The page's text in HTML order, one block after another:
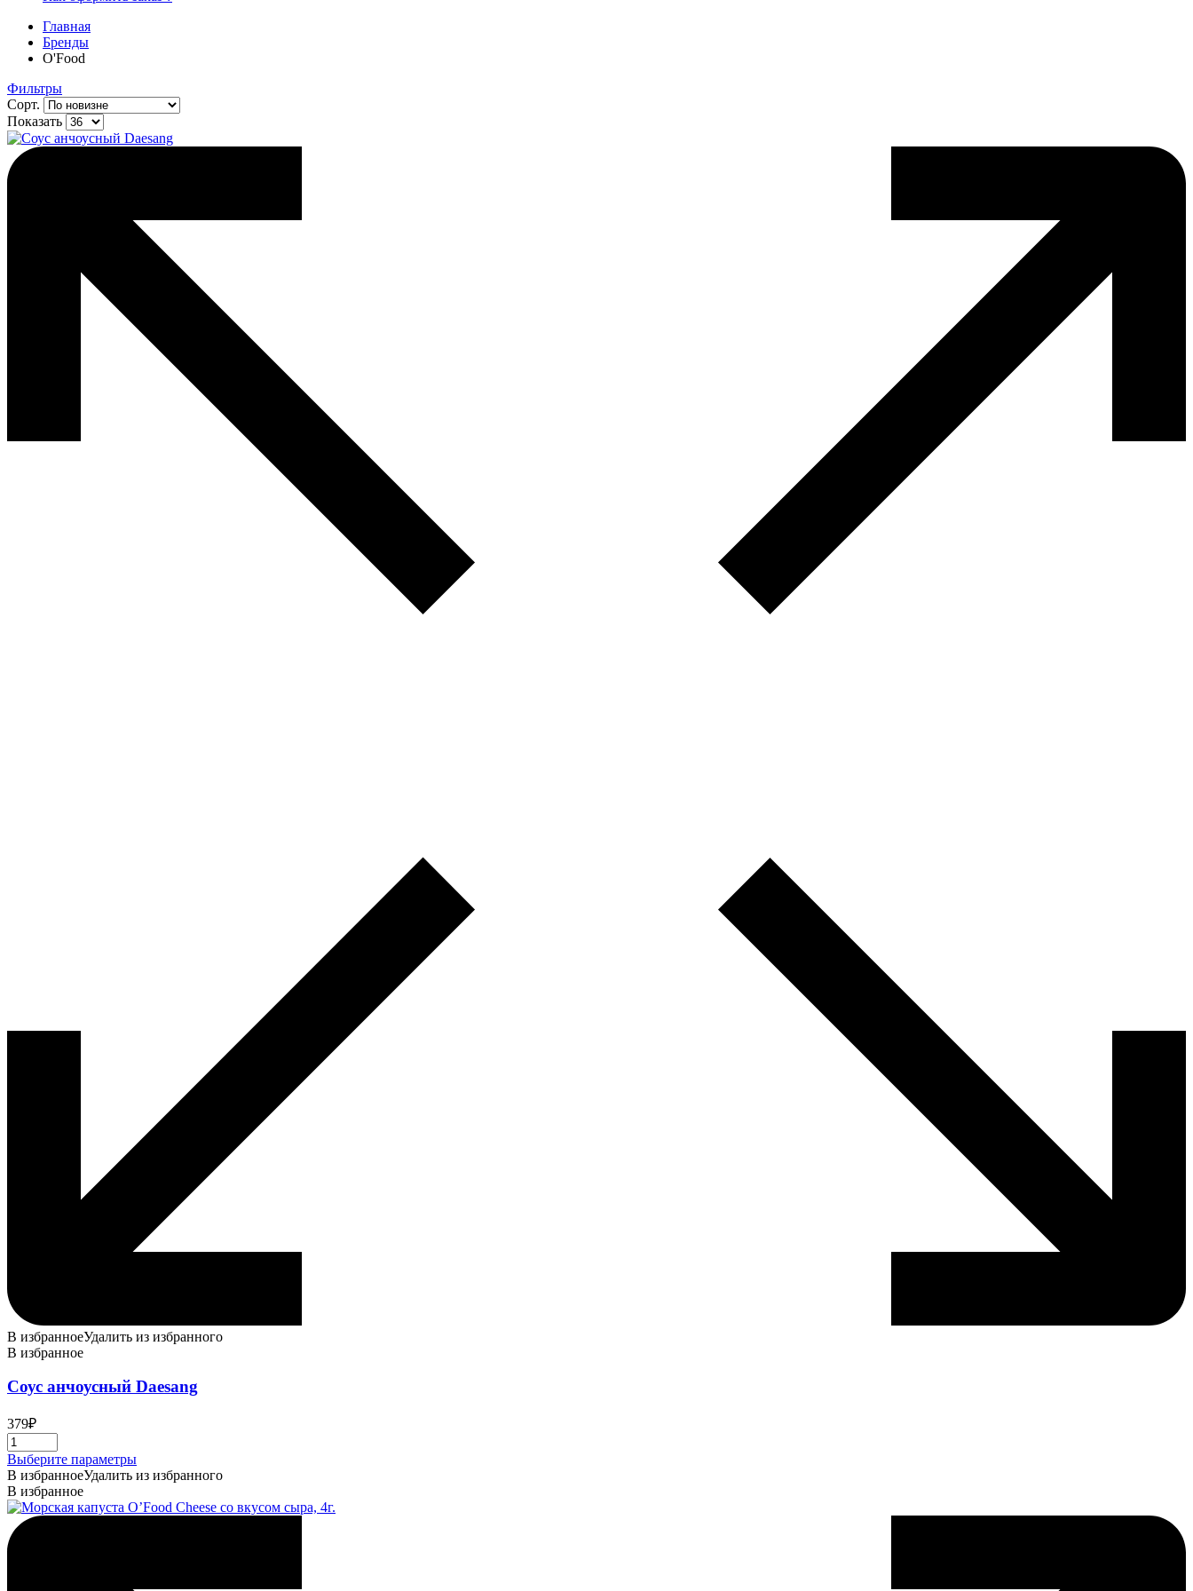
Главная
Бренды
O'Food
Фильтры
Сорт.
Показать
В избранноеУдалить из избранного
В избранное
Соус анчоусный Daesang
379₽
Выберите параметрыЭтот
товар
несколько
на
В избранноеУдалить из избранного
В избранное